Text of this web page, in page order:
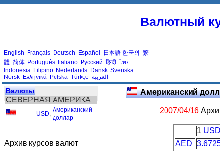
Валютный
English Français Deutsch Español 日本語 한국의 繁
體 简体 Português Italiano Русский हिन्दी ไทย
Indonesia Filipino Nederlands Dansk Svenska
Norsk Ελληνικά Polska Türkçe العربية
Валюты
СЕВЕРНАЯ АМЕРИКА
USD
Американский
доллар
Архив курсов валют
Американский
2007/04/16
1
AED